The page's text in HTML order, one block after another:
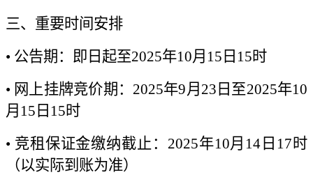
三、重要时间安排
• 公告期：即日起至2025年10月15日15时
• 网上挂牌竞价期：2025年9月23日至2025年10
月15日15时
• 竞租保证金缴纳截止：2025年10月14日17时
（以实际到账为准）